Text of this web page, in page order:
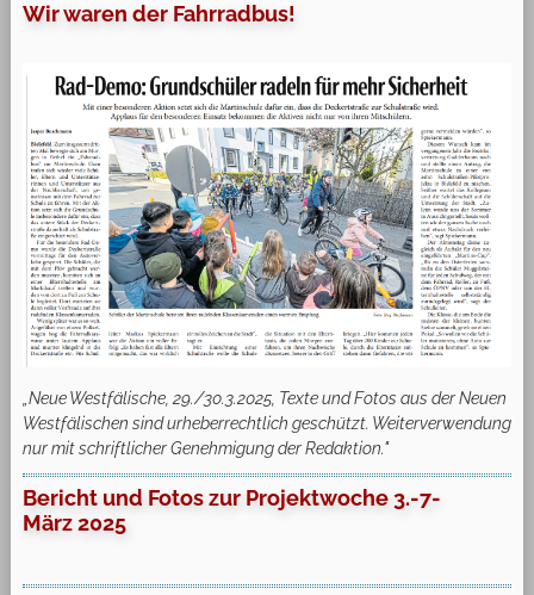
Wir waren der Fahrradbus!
„Neue Westfälische, 29./30.3.2025, Texte und Fotos aus der Neuen
Westfälischen sind urheberrechtlich geschützt. Weiterverwendung
nur mit schriftlicher Genehmigung der Redaktion."
Bericht und Fotos zur Projektwoche 3.-7-
März2025